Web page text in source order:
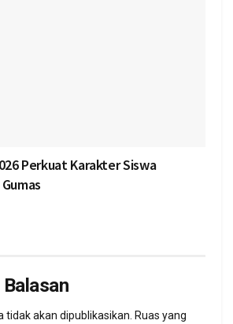
Perkuat Karakter Siswa
tidak akan dipublikasikan. Ruas yang